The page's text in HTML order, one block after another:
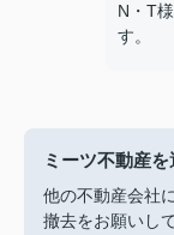
N・T
す。
ミーツ不動産
他の不動産会社
撤去をお願いし